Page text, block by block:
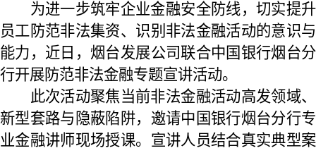
为进一步筑牢企业金融安全防线，切实提升
员工防范非法集资、识别非法金融活动的意识与
能力，近日，烟台发展公司联合中国银行烟台分
行开展防范非法金融专题宣讲活动。
此次活动聚焦当前非法金融活动高发领域、
新型套路与隐蔽陷阱，邀请中国银行烟台分行专
业金融讲师现场授课。宣讲人员结合真实典型案